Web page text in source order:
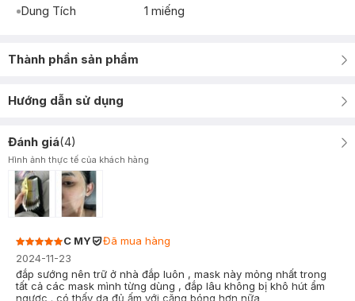
Dung Tích
1 miếng
Thành phần sản phẩm
Hướng dẫn sử dụng
Đánh giá(4)
Hình ảnh thực tế của khách hàng
C MY
Đã mua hàng
2024-11-23
đắp sướng nên trữ ở nhà đắp luôn , mask này mỏng nhất trong
tất cả các mask mình từng dùng , đắp lâu không bị khô hút ẩm
ngược . có thấy da đủ ấm với căng bóng hơn nữa